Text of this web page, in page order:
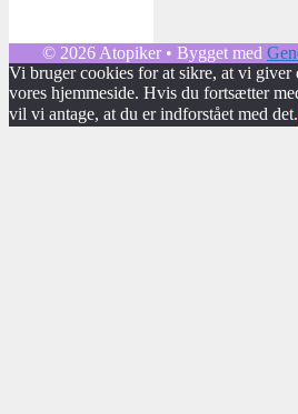
© 2026 Atopiker • Bygget med
Vi bruger cookies for at sikre, at vi giver
vores hjemmeside. Hvis du fortsætter
vil vi antage, at du er indforstået med det.